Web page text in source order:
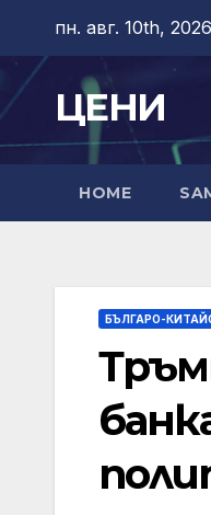
content
пн. авг. 10th, 2026
ЦЕНИ
HOME
БЪЛГАРО-